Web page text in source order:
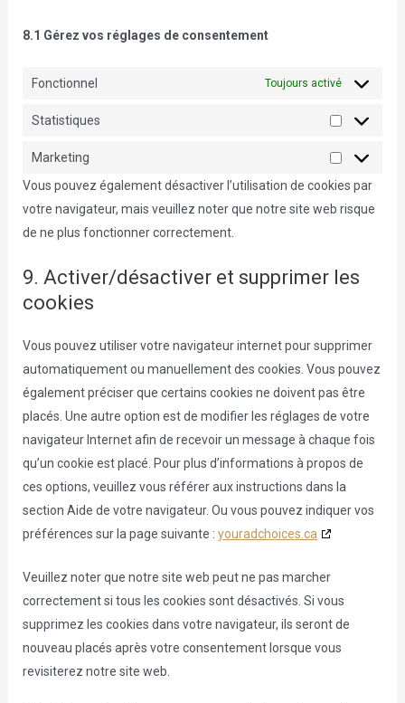
8.1 Gérez vos réglages de consentement
Fonctionnel Toujours activé
Statistiques
Marketing
Marketing
Vous pouvez également désactiver l’utilisation de cookies par
votre navigateur, mais veuillez noter que notre site web risque
de ne plus fonctionner correctement.
9. Activer/désactiver et supprimer les
cookies
Vous pouvez utiliser votre navigateur internet pour supprimer
automatiquement ou manuellement des cookies. Vous pouvez
également préciser que certains cookies ne doivent pas être
placés. Une autre option est de modifier les réglages de votre
navigateur Internet afin de recevoir un message à chaque fois
qu’un cookie est placé. Pour plus d’informations à propos de
ces options, veuillez vous référer aux instructions dans la
section Aide de votre navigateur. Ou vous pouvez indiquer vos
préférences sur la page suivante :youradchoices.ca
Veuillez noter que notre site web peut ne pas marcher
correctement si tous les cookies sont désactivés. Si vous
supprimez les cookies dans votre navigateur, ils seront de
nouveau placés après votre consentement lorsque vous
revisiterez notre site web.